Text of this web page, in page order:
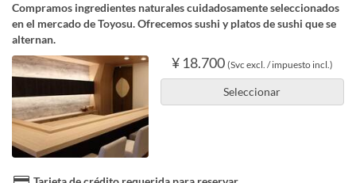
Compramos ingredientes naturales cuidadosamente seleccionados
en el mercado de Toyosu. Ofrecemos sushi y platos de sushi que se
alternan.
¥ 18.700 (Svc excl. / impuesto incl.)
Seleccionar